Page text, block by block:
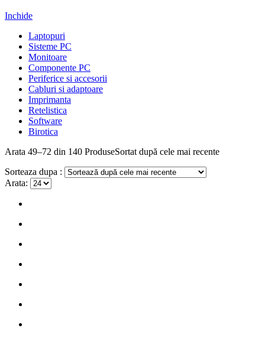
Inchide
Laptopuri
Sisteme PC
Monitoare
Componente PC
Periferice si accesorii
Cabluri si adaptoare
Imprimanta
Retelistica
Software
Birotica
Arata 49–72 din 140 ProduseSortat după cele mai recente
Sorteaza dupa :
Arata: